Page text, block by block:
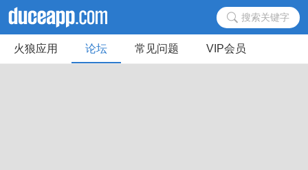
搜索关键字
火狼应用 论坛 常见问题 VIP会员